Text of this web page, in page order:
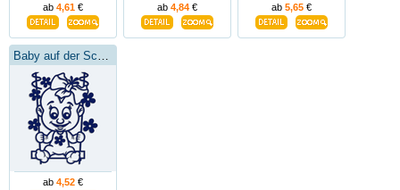
ab 4,61 € ab 4,84 € ab 5,65 €
ab 4,52 €